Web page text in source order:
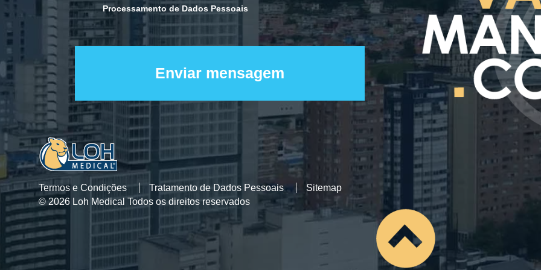
Processamento de Dados Pessoais
Termos e Condições Tratamento de Dados Pessoais
Sitemap
© 2026 Loh Medical Todos os direitos reservados